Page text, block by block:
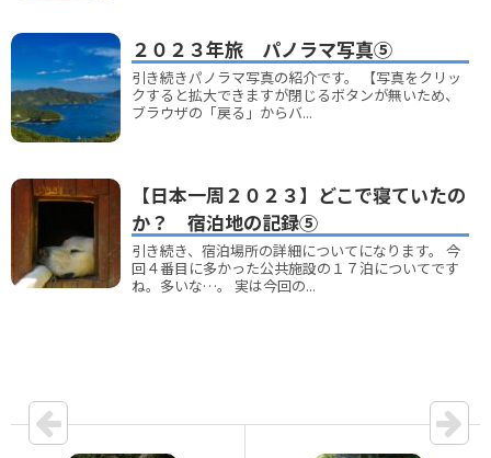
２０２３年旅 パノラマ写真⑤
引き続きパノラマ写真の紹介です。 【写真をクリッ
クすると拡大できますが閉じるボタンが無いため、
ブラウザの「戻る」からバ...
【日本一周２０２３】どこで寝ていたの
か？ 宿泊地の記録⑤
引き続き、宿泊場所の詳細についてになります。 今
回４番目に多かった公共施設の１７泊についてです
ね。多いな…。 実は今回の...